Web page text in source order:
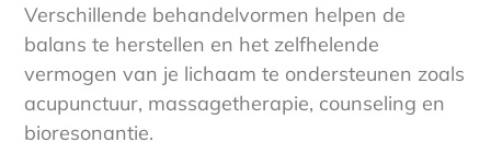
Verschillende behandelvormen helpen de
balans te herstellen en het zelfhelende
vermogen van je lichaam te ondersteunen zoals
acupunctuur, massagetherapie, counseling en
bioresonantie.